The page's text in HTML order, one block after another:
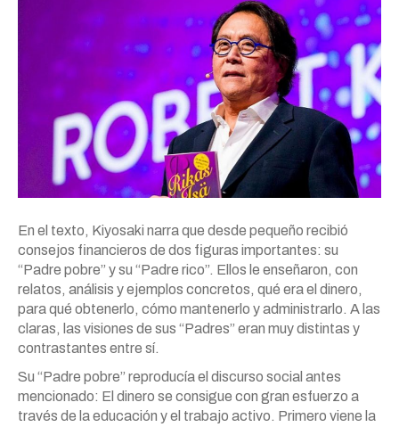
En el texto, Kiyosaki narra que desde pequeño recibió
consejos financieros de dos figuras importantes: su
“Padre pobre” y su “Padre rico”. Ellos le enseñaron, con
relatos, análisis y ejemplos concretos, qué era el dinero,
para qué obtenerlo, cómo mantenerlo y administrarlo. A las
claras, las visiones de sus “Padres” eran muy distintas y
contrastantes entre sí.
Su “Padre pobre” reproducía el discurso social antes
mencionado: El dinero se consigue con gran esfuerzo a
través de la educación y el trabajo activo. Primero viene la